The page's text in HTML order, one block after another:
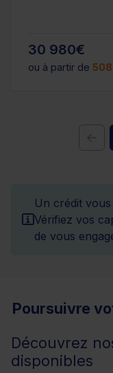
30 980€
ou à partir de
Un crédit
Vérifiez vos
de vous
Poursuivre
Découvrez
disponibles